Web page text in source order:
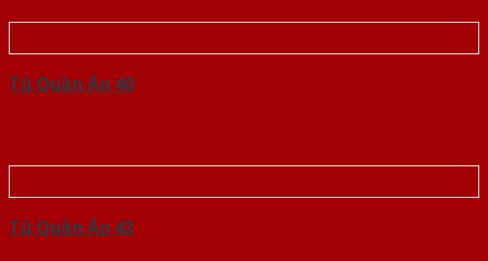
Tủ Quần Áo 40
Tủ Quần Áo 43